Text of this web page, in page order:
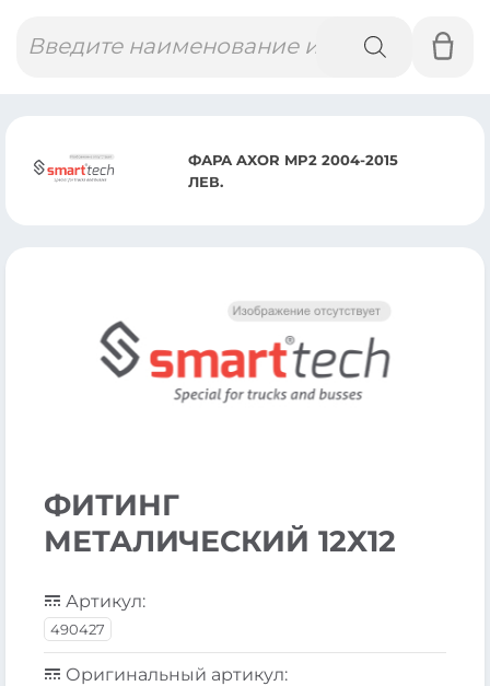
товаров
ФАРА AXOR MP2 2004-2015
ЛЕВ.
ФИТИНГ
МЕТАЛИЧЕСКИЙ 12X12
Артикул:
490427
Оригинальный артикул: